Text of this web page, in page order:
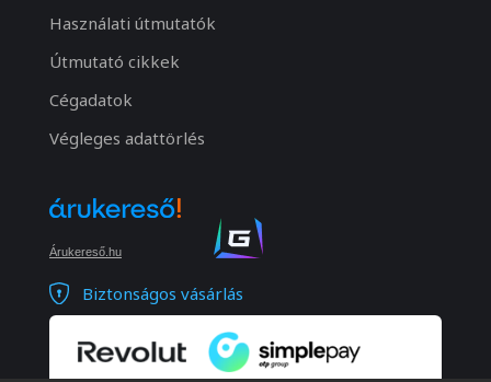
Használati útmutatók
Útmutató cikkek
Cégadatok
Végleges adattörlés
Árukereső.hu
Biztonságos vásárlás